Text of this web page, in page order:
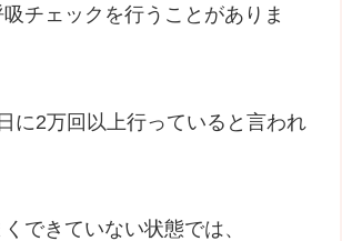
チェックを行うことがありま
に2万回以上行っていると言われ
できていない状態では、